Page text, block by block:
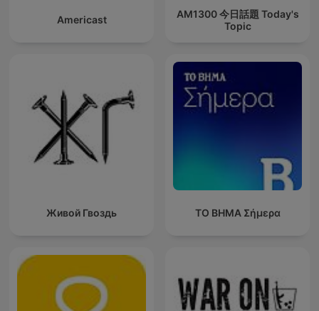
Americast
AM1300 今日話題 Today's
Topic
Живой Гвоздь ΤΟ ΒΗΜΑ Σήμερα